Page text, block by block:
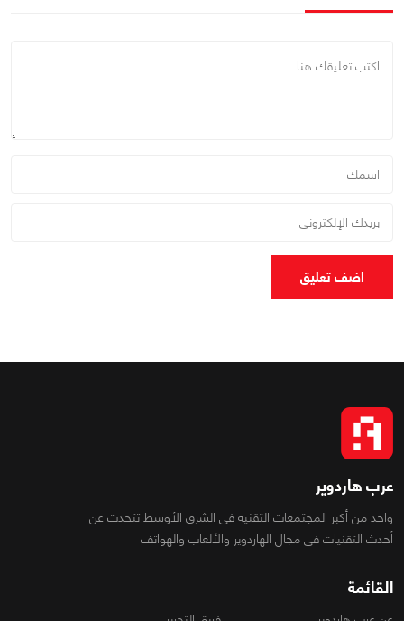
اضف تعليق
عرب هاردوير
واحد من أكبر المجتمعات التقنية فى الشرق الأوسط تتحدث عن
أحدث التقنيات فى مجال الهاردوير والألعاب والهواتف
القائمة